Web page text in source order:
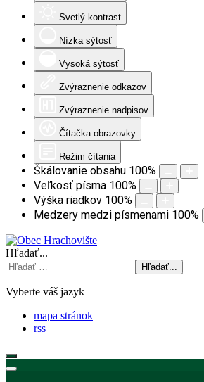
Svetlý kontrast
Nízka sýtosť
Vysoká sýtosť
Zvýraznenie odkazov
Zvýraznenie nadpisov
Čítačka obrazovky
Režim čítania
Škálovanie obsahu 100%
Veľkosť písma 100%
Výška riadkov 100%
Medzery medzi písmenami 100%
Hľadať...
Hľadať...
Vyberte váš jazyk
mapa stránok
rss